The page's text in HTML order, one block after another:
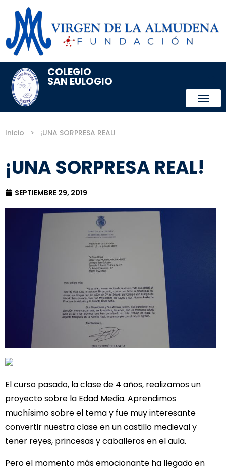
COLEGIO
SAN EULOGIO
Inicio > ¡UNA SORPRESA REAL!
¡UNA SORPRESA REAL!
SEPTIEMBRE 29, 2019
El curso pasado, la clase de 4 años, realizamos un
proyecto sobre la Edad Media. Aprendimos
muchísimo sobre el tema y fue muy interesante
convertir nuestra clase en un castillo medieval y
tener reyes, princesas y caballeros en el aula.
Pero el momento más emocionante ha llegado en